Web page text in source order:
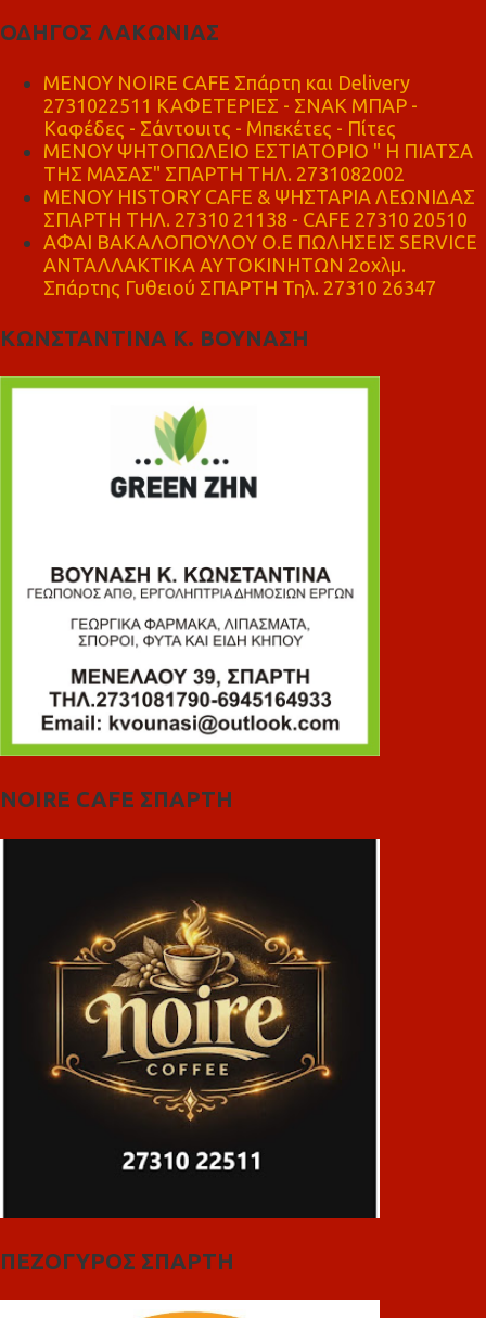
ΟΔΗΓΟΣ ΛΑΚΩΝΙΑΣ
MENOY NOIRE CAFE Σπάρτη και Delivery
2731022511 ΚΑΦΕΤΕΡΙΕΣ - ΣΝΑΚ ΜΠΑΡ -
Καφέδες - Σάντουιτς - Μπεκέτες - Πίτες
ΜΕΝΟΥ ΨΗΤΟΠΩΛΕΙΟ ΕΣΤΙΑΤΟΡΙΟ " Η ΠΙΑΤΣΑ
ΤΗΣ ΜΑΣΑΣ" ΣΠΑΡΤΗ ΤΗΛ. 2731082002
ΜΕΝΟΥ HISTORY CAFE & ΨΗΣΤΑΡΙΑ ΛΕΩΝΙΔΑΣ
ΣΠΑΡΤΗ ΤΗΛ. 27310 21138 - CAFE 27310 20510
ΑΦΑΙ ΒΑΚΑΛΟΠΟΥΛΟΥ Ο.Ε ΠΩΛΗΣΕΙΣ SERVICE
ΑΝΤΑΛΛΑΚΤΙΚΑ ΑΥΤΟΚΙΝΗΤΩΝ 2οχλμ.
Σπάρτης Γυθειού ΣΠΑΡΤΗ Τηλ. 27310 26347
ΚΩΝΣΤΑΝΤΙΝΑ Κ. ΒΟΥΝΑΣΗ
NOIRE CAFE ΣΠΑΡΤΗ
ΠΕΖΟΓΥΡΟΣ ΣΠΑΡΤΗ